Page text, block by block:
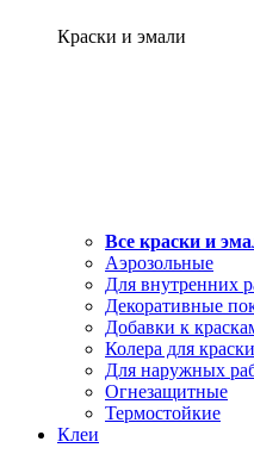
Краски и эмали
Все краски и
Аэрозольные
Для внутренних
Декоративные
Добавки к
Колера для краски
Для наружных
Огнезащитные
Термостойкие
Клеи